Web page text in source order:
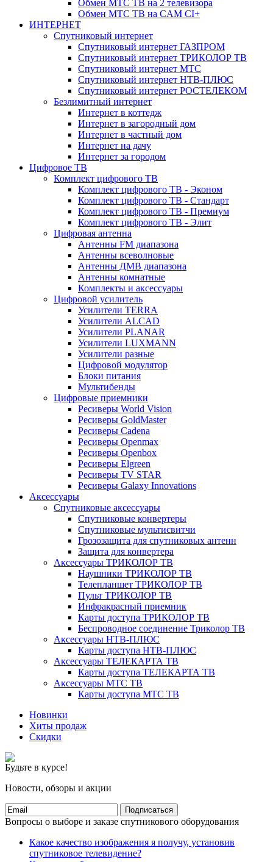
Обмен МТС ТВ на 2 телевизора
Обмен МТС ТВ на CAM CI+
ИНТЕРНЕТ
Спутниковый интернет
Спутниковый интернет ГАЗПРОМ
Спутниковый интернет ТРИКОЛОР ТВ
Спутниковый интернет МТС
Спутниковый интернет НТВ-ПЛЮС
Спутниковый интернет РОСТЕЛЕКОМ
Безлимитный интернет
Интернет в коттедж
Интернет в загородный дом
Интернет в частный дом
Интернет на дачу
Интернет за городом
Цифровое ТВ
Комплект цифрового ТВ
Комплект цифрового ТВ - Эконом
Комплект цифрового ТВ - Стандарт
Комплект цифрового ТВ - Премиум
Комплект цифрового ТВ - Элит
Цифровая антенна
Антенны FM диапазона
Антенны всеволновые
Антенны ДМВ диапазона
Антенны комнатные
Комплекты и аксессуары
Цифровой усилитель
Усилители TERRA
Усилители ALCAD
Усилители PLANAR
Усилители LUXMANN
Усилители разные
Цифровой модулятор
Блоки питания
Мультибенды
Цифровые приемники
Ресиверы World Vision
Ресиверы GoldMaster
Ресиверы Cadena
Ресиверы Openmax
Ресиверы Openbox
Ресиверы Elgreen
Ресиверы TV STAR
Ресиверы Galaxy Innovations
Аксессуары
Спутниковые аксессуары
Спутниковые конвертеры
Спутниковые мультисвитчи
Грозозащита для спутниковых антенн
Защита для конвертера
Аксессуары ТРИКОЛОР ТВ
Наушники ТРИКОЛОР ТВ
Телепланшет ТРИКОЛОР ТВ
Пульт ТРИКОЛОР ТВ
Инфракрасный приемник
Карты доступа ТРИКОЛОР ТВ
Беспроводное соединение Триколор ТВ
Аксессуары НТВ-ПЛЮС
Карты доступа НТВ-ПЛЮС
Аксессуары ТЕЛЕКАРТА ТВ
Карты доступа ТЕЛЕКАРТА ТВ
Аксессуары МТС ТВ
Карты доступа МТС ТВ
Новинки
Хиты продаж
Скидки
Будьте в курсе!
Новости, обзоры и акции
Подписаться
Вопросы о выборе и заказе спутникового оборудования
Какое качество изображения я получу, установив
спутниковое телевидение?